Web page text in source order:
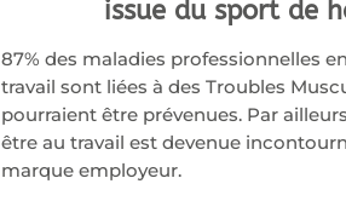
issue du sport de
87% des maladies professionnelles
travail sont liées à des Troubles
pourraient être prévenues. Par
être au travail est devenue
marque employeur.